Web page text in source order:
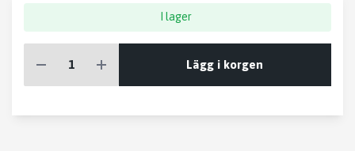
I lager
Lägg i korgen